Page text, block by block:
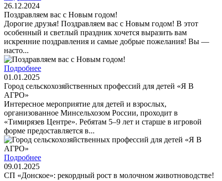
26.12.2024
Поздравляем вас с Новым годом!
Дорогие друзья! Поздравляем вас с Новым годом! В этот
особенный и светлый праздник хочется выразить вам
искренние поздравления и самые добрые пожелания! Вы —
насто...
Подробнее
01.01.2025
Город сельскохозяйственных профессий для детей «Я В
АГРО»
Интересное мероприятие для детей и взрослых,
организованное Минсельхозом России, проходит в
«Тимирязев Центре». Ребятам 5–9 лет и старше в игровой
форме предоставляется в...
Подробнее
09.01.2025
СП «Донское»: рекордный рост в молочном животноводстве!